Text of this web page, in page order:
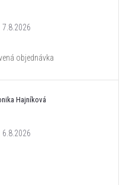
7.8.2026
objednávka
Hajníková
6.8.2026